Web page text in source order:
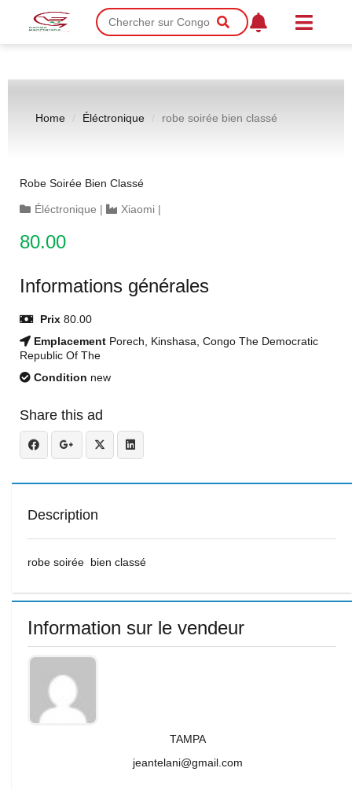
Home Éléctronique robe soirée bien classé
Robe Soirée Bien Classé
Éléctronique | Xiaomi |
80.00
Informations générales
Prix 80.00
Emplacement Porech, Kinshasa, Congo The Democratic
Republic Of The
Condition new
Share this ad
Description
robe soirée bien classé
Information sur le vendeur
TAMPA
jeantelani@gmail.com